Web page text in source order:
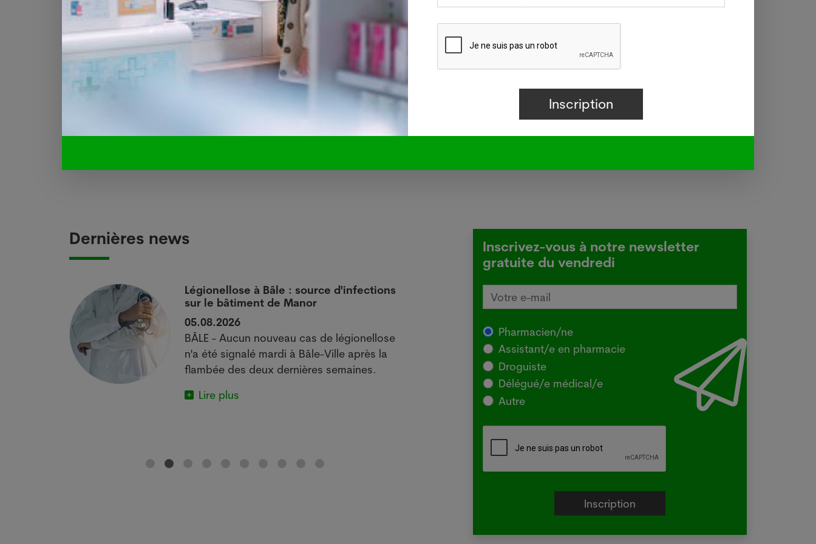
une constellation spécifique de symptômes. Nous devons aborder ces troubles en nous intéressant
d'abord aux gènes, plutôt qu'en nous attardant à une classification clinique », explique Carl Ernst,
auteur principal de l'étude.
D'autres recherches seraient nécessaires pour tester si d'autres gènes de l'autisme, que l'on pense
importants à des stades de développement tardifs, sont également essentiels à un stade neuronal
Pour plus d'informations sur l'autisme, découvrez le dossier de Creapharma
Dernières news
Légionellose à Bâle : source d'infections
sur le bâtiment de Manor
05.08.2026
BÂLE - Aucun nouveau cas de légionellose
n'a été signalé mardi à Bâle-Ville après la
flambée des deux dernières semaines.
Lire plus
L'Australie confirme une transmission
locale de la grippe aviaire
SYDNEY - La ministre australienne de
l'Agriculture a confirmé mercredi que la
souche H5 de la grippe aviaire, identifiée
pour la première fois dans le pays en juin
chez un oiseau migrateur,...
Lire plus
Inscrivez-vous à notre newsletter
gratuite du vendredi
Pharmacien/ne
Assistant/e en pharmacie
Droguiste
Délégué/e médical/e
Autre